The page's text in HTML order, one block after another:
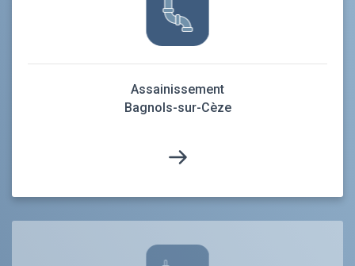
Assainissement
Bagnols-sur-Cèze